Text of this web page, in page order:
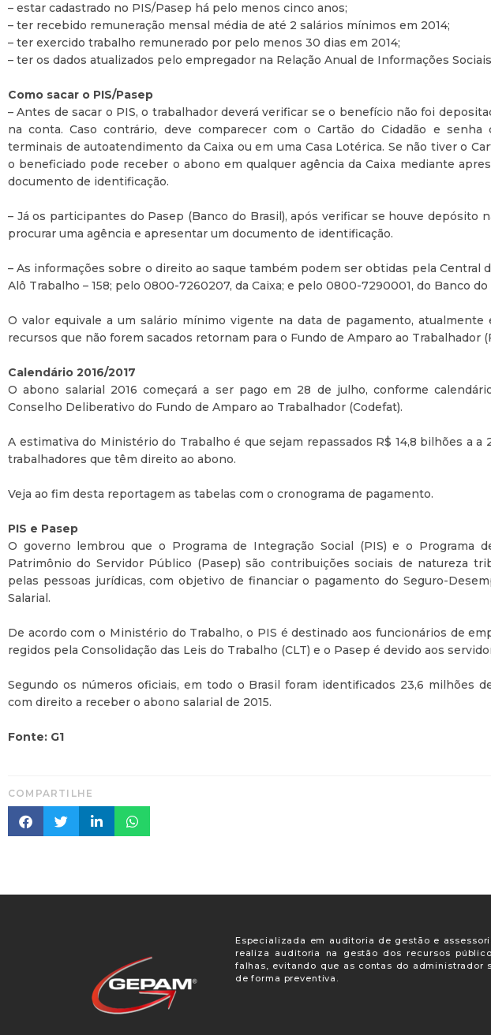
– estar cadastrado no PIS/Pasep há pelo menos cinco anos;
– ter recebido remuneração mensal média de até 2 salários mínimos em 2014;
– ter exercido trabalho remunerado por pelo menos 30 dias em 2014;
– ter os dados atualizados pelo empregador na Relação Anual de Informações Sociais
Como sacar o PIS/Pasep
– Antes de sacar o PIS, o trabalhador deverá verificar se o benefício não foi
na conta. Caso contrário, deve comparecer com o Cartão do Cidadão e senha
terminais de autoatendimento da Caixa ou em uma Casa Lotérica. Se não tiver o
o beneficiado pode receber o abono em qualquer agência da Caixa mediante
documento de identificação.
– Já os participantes do Pasep (Banco do Brasil), após verificar se houve depósito
procurar uma agência e apresentar um documento de identificação.
– As informações sobre o direito ao saque também podem ser obtidas pela Central
Alô Trabalho – 158; pelo 0800-7260207, da Caixa; e pelo 0800-7290001, do Banco do
O valor equivale a um salário mínimo vigente na data de pagamento, atualmente
recursos que não forem sacados retornam para o Fundo de Amparo ao Trabalhador
Calendário 2016/2017
O abono salarial 2016 começará a ser pago em 28 de julho, conforme
Conselho Deliberativo do Fundo de Amparo ao Trabalhador (Codefat).
A estimativa do Ministério do Trabalho é que sejam repassados R$ 14,8 bilhões a a
trabalhadores que têm direito ao abono.
Veja ao fim desta reportagem as tabelas com o cronograma de pagamento.
PIS e Pasep
O governo lembrou que o Programa de Integração Social (PIS) e o Programa
Patrimônio do Servidor Público (Pasep) são contribuições sociais de natureza
pelas pessoas jurídicas, com objetivo de financiar o pagamento do Seguro-
Salarial.
De acordo com o Ministério do Trabalho, o PIS é destinado aos funcionários de
regidos pela Consolidação das Leis do Trabalho (CLT) e o Pasep é devido aos
Segundo os números oficiais, em todo o Brasil foram identificados 23,6 milhões
com direito a receber o abono salarial de 2015.
Fonte: G1
COMPARTILHE
Especializada em auditoria de gestão e
realiza auditoria na gestão dos recursos
falhas, evitando que as contas do administrador
de forma preventiva.